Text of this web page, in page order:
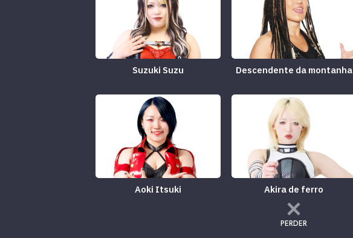
Suzuki Suzu Descendente da montanha
Aoki Itsuki Akira de ferro
PERDER